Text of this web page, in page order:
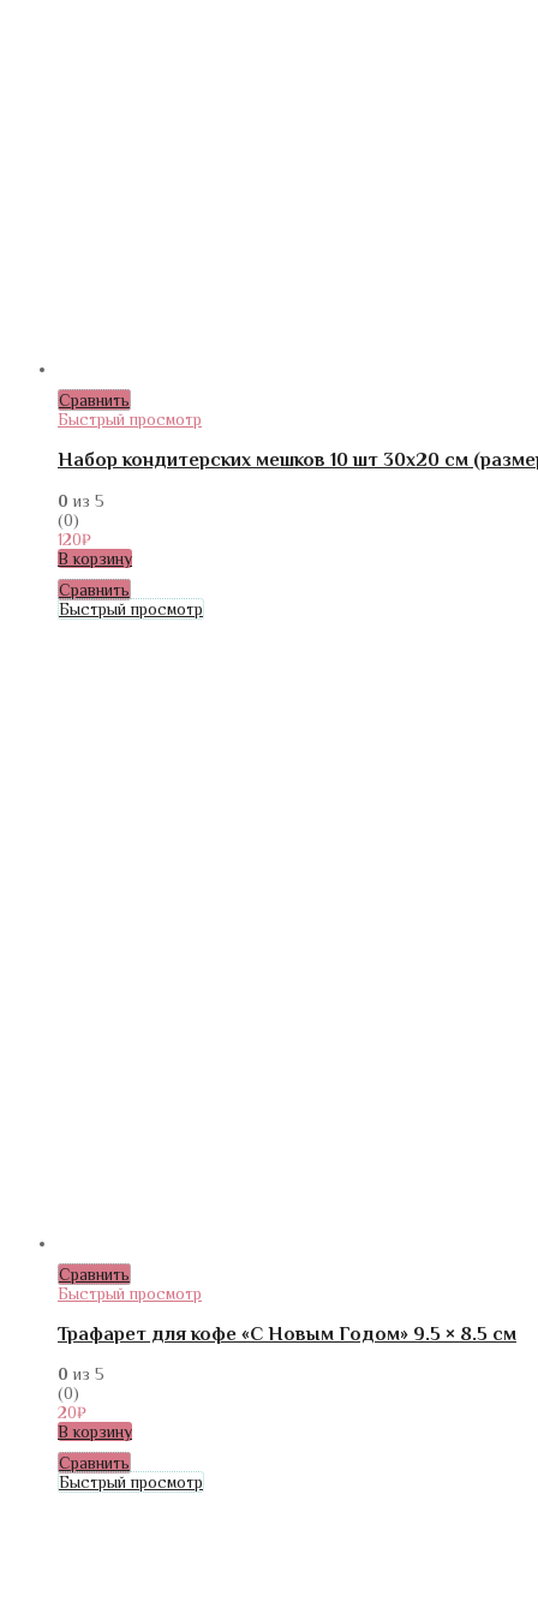
Сравнить
Быстрый просмотр
Набор кондитерских мешков 10 шт 30х20 см
0 из 5
(0)
120₽
В корзину
Сравнить
Быстрый просмотр
Сравнить
Быстрый просмотр
Трафарет для кофе «С Новым Годом» 9.5 × 8.5 см
0 из 5
(0)
20₽
В корзину
Сравнить
Быстрый просмотр